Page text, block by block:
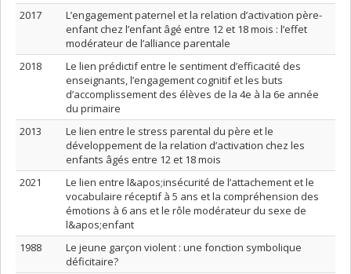
2017
L’engagement paternel et la relation d’activation père-
enfant chez l’enfant âgé entre 12 et 18 mois : l’effet
modérateur de l’alliance parentale
2018
Le lien prédictif entre le sentiment d’efficacité des
enseignants, l’engagement cognitif et les buts
d’accomplissement des élèves de la 4e à la 6e année
du primaire
2013
Le lien entre le stress parental du père et le
développement de la relation d’activation chez les
enfants âgés entre 12 et 18 mois
2021
Le lien entre l&apos;insécurité de l’attachement et le
vocabulaire réceptif à 5 ans et la compréhension des
émotions à 6 ans et le rôle modérateur du sexe de
l&apos;enfant
1988
Le jeune garçon violent : une fonction symbolique
déficitaire?